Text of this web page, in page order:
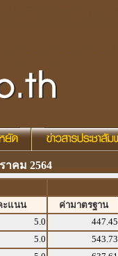
าคม 2564
ะแนน ค่ามาตรฐาน
5.0 447.45
5.0 543.73